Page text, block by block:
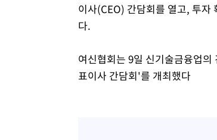
이사(CEO) 간담회를 열고, 투자
다.
여신협회는 9일 신기술금융업
표이사 간담회'를 개최했다